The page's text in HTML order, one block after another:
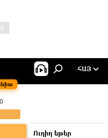
ՀԱՅ
Ուղիղ եթեր